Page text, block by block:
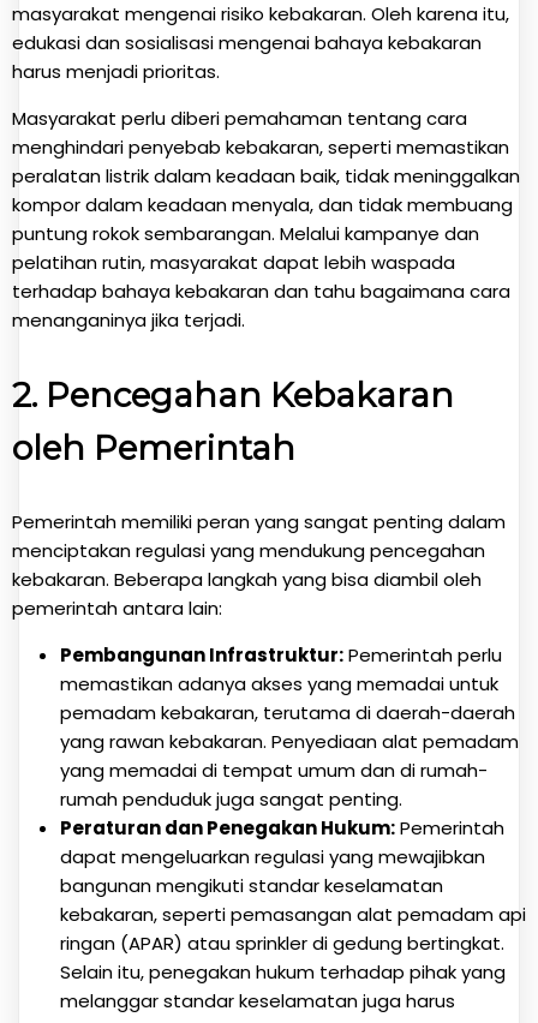
masyarakat mengenai risiko kebakaran. Oleh karena itu,
edukasi dan sosialisasi mengenai bahaya kebakaran
harus menjadi prioritas.
Masyarakat perlu diberi pemahaman tentang cara
menghindari penyebab kebakaran, seperti memastikan
peralatan listrik dalam keadaan baik, tidak meninggalkan
kompor dalam keadaan menyala, dan tidak membuang
puntung rokok sembarangan. Melalui kampanye dan
pelatihan rutin, masyarakat dapat lebih waspada
terhadap bahaya kebakaran dan tahu bagaimana cara
menanganinya jika terjadi.
2. Pencegahan Kebakaran
oleh Pemerintah
Pemerintah memiliki peran yang sangat penting dalam
menciptakan regulasi yang mendukung pencegahan
kebakaran. Beberapa langkah yang bisa diambil oleh
pemerintah antara lain:
Pembangunan Infrastruktur:Pemerintah perlu
memastikan adanya akses yang memadai untuk
pemadam kebakaran, terutama di daerah-daerah
yang rawan kebakaran. Penyediaan alat pemadam
yang memadai di tempat umum dan di rumah-
rumah penduduk juga sangat penting.
Peraturan dan Penegakan Hukum:Pemerintah
dapat mengeluarkan regulasi yang mewajibkan
bangunan mengikuti standar keselamatan
kebakaran, seperti pemasangan alat pemadam api
ringan (APAR) atau sprinkler di gedung bertingkat.
Selain itu, penegakan hukum terhadap pihak yang
melanggar standar keselamatan juga harus